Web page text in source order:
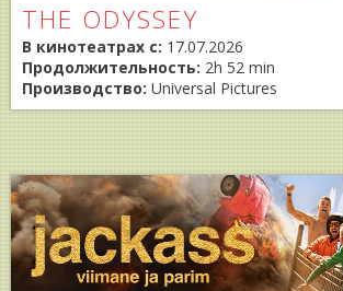
THE ODYSSEY
В кинотеатрах с: 17.07.2026
Продолжительность: 2h 52 min
Производство: Universal Pictures